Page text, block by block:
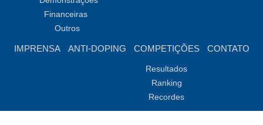
Financeiras
Outros
IMPRENSA ANTI-DOPING COMPETIÇÕES
Resultados
Ranking
Recordes
CONTATO